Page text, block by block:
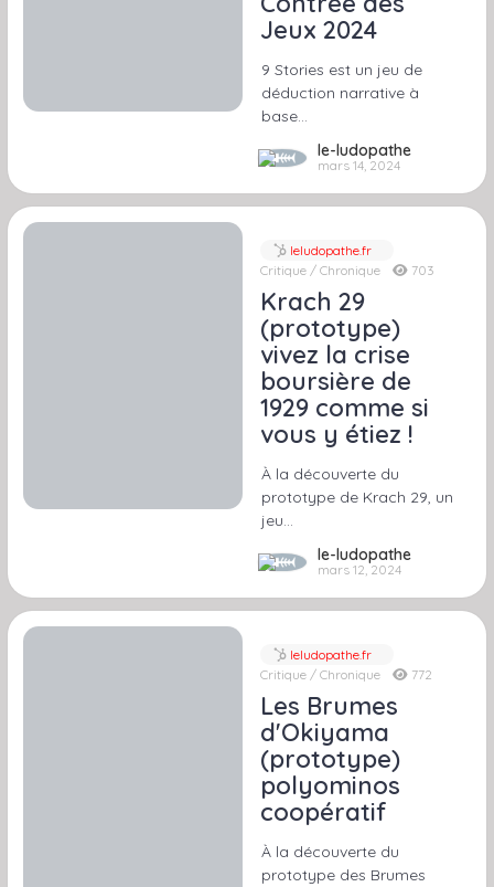
Jeux 2024
9 Stories est un jeu de
déduction narrative à
base…
le-ludopathe
mars 14, 2024
leludopathe.fr
Critique / Chronique
703
Krach 29
(prototype)
vivez la crise
boursière de
1929 comme si
vous y étiez !
À la découverte du
prototype de Krach 29, un
jeu…
le-ludopathe
mars 12, 2024
leludopathe.fr
Critique / Chronique
772
Les Brumes
d'Okiyama
(prototype)
polyominos
coopératif
À la découverte du
prototype des Brumes